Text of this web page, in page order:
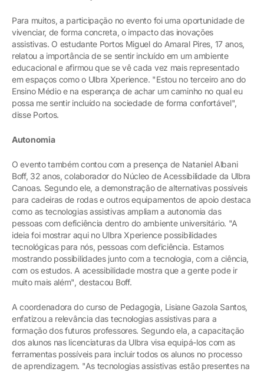
Para muitos, a participação no evento foi uma oportunidade de
vivenciar, de forma concreta, o impacto das inovações
assistivas. O estudante Portos Miguel do Amaral Pires, 17 anos,
relatou a importância de se sentir incluído em um ambiente
educacional e afirmou que se vê cada vez mais representado
em espaços como o Ulbra Xperience. "Estou no terceiro ano do
Ensino Médio e na esperança de achar um caminho no qual eu
possa me sentir incluído na sociedade de forma confortável",
disse Portos.
Autonomia
O evento também contou com a presença de Nataniel Albani
Boff, 32 anos, colaborador do Núcleo de Acessibilidade da Ulbra
Canoas. Segundo ele, a demonstração de alternativas possíveis
para cadeiras de rodas e outros equipamentos de apoio destaca
como as tecnologias assistivas ampliam a autonomia das
pessoas com deficiência dentro do ambiente universitário. "A
ideia foi mostrar aqui no Ulbra Xperience possibilidades
tecnológicas para nós, pessoas com deficiência. Estamos
mostrando possibilidades junto com a tecnologia, com a ciência,
com os estudos. A acessibilidade mostra que a gente pode ir
muito mais além", destacou Boff.
A coordenadora do curso de Pedagogia, Lisiane Gazola Santos,
enfatizou a relevância das tecnologias assistivas para a
formação dos futuros professores. Segundo ela, a capacitação
dos alunos nas licenciaturas da Ulbra visa equipá-los com as
ferramentas possíveis para incluir todos os alunos no processo
de aprendizagem. "As tecnologias assistivas estão presentes na